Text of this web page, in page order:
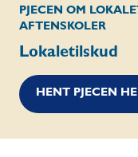
PJECEN OM
AFTENSKOLER
Lokaletilskud
HENT PJECEN